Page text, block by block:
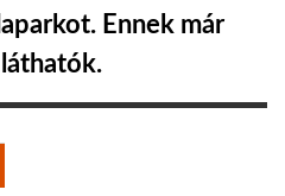
Ennek már